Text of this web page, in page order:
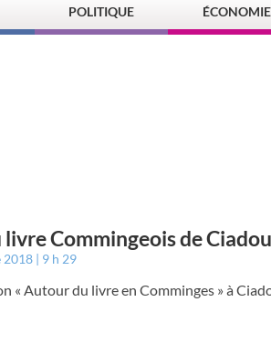
POLITIQUE
livre Commingeois de
2018 9 h 29
« Autour du livre en Comminges » à